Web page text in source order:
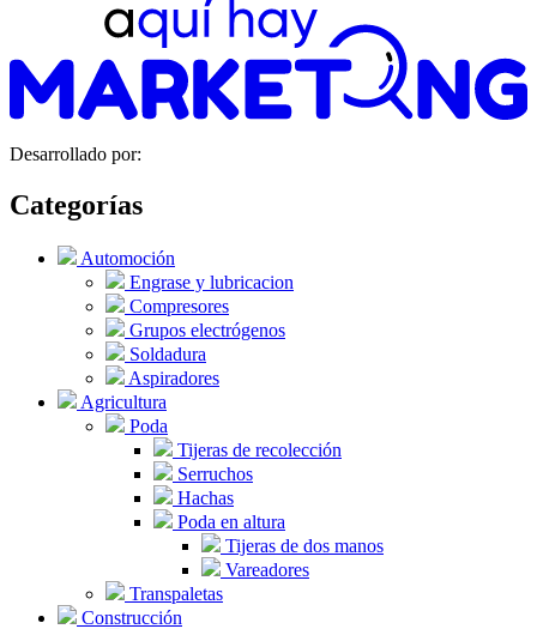
Desarrollado por:
Categorías
Automoción
Engrase y lubricacion
Compresores
Grupos electrógenos
Soldadura
Aspiradores
Agricultura
Poda
Tijeras de recolección
Serruchos
Hachas
Poda en altura
Tijeras de dos manos
Vareadores
Transpaletas
Construcción